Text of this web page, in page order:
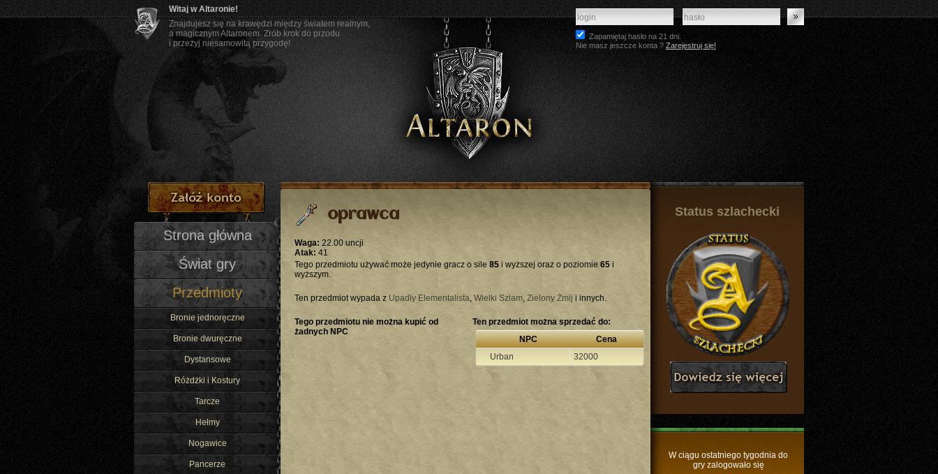
Witaj w Altaronie!
Znajdujesz się na krawędzi między światem realnym,
a magicznym Altaronem. Zrób krok do przodu
i przeżyj niesamowitą przygodę!
Zapamiętaj hasło na 21 dni.
Nie masz jeszcze konta ? Zarejestruj się!
Strona główna
Świat gry
Przedmioty
Bronie jednoręczne
Bronie dwuręczne
Dystansowe
Różdżki i Kostury
Tarcze
Hełmy
Nogawice
Pancerze
oprawca
Waga: 22.00 uncji
Atak: 41
Tego przedmiotu używać może jedynie gracz o sile85 i wyższej oraz o poziomie 65 i
wyższym.
Ten przedmiot wypada z Upadły Elementalista, Wielki Szlam, Zielony Żmij i innych.
Tego przedmiotu nie można kupić od
żadnych NPC
Ten przedmiot można sprzedać do:
NPC
Cena
Urban
32000
Status szlachecki
W ciągu ostatniego tygodnia do
gry zalogowało się